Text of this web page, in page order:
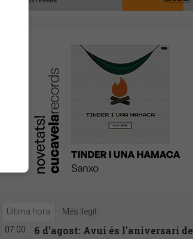
Última hora Més llegit
07:00
6 d'agost: Avui és l'aniversari de